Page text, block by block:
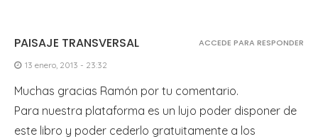
PAISAJE TRANSVERSAL
13 enero, 2013 - 23:32
Muchas gracias Ramón por tu comentario.
Para nuestra plataforma es un lujo poder disponer de
este libro y poder cederlo gratuitamente a los
ACCEDE PARA RESPONDER